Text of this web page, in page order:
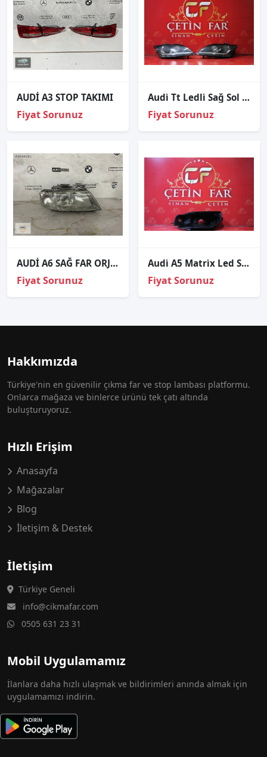
AUDİ A3 STOP TAKIMI
Fiyat Sorunuz
Audi̇ Tt Ledli̇ Sağ Sol Far Hatasiz 2007-2010 8j0941030an 8j0941029an
Fiyat Sorunuz
AUDİ A6 SAĞ FAR ORJİNAL
Fiyat Sorunuz
Audi̇ A5 Matri̇x Led Sol Far Kasasi 2022-2023
Fiyat Sorunuz
Hakkımızda
Türkiye'nin en güvenilir çıkma far ve stop lambası platformu.
Onlarca mağaza ve binlerce ürünü tek çatı altında
buluşturuyoruz.
Hızlı Erişim
Anasayfa
Mağazalar
Blog
İletişim & Destek
İletişim
Türkiye Geneli
info@cikmafar.com
0505 631 23 31
Mobil Uygulamamız
İlanlara daha hızlı ulaşmak ve bildirimleri anında almak için
uygulamamızı indirin.